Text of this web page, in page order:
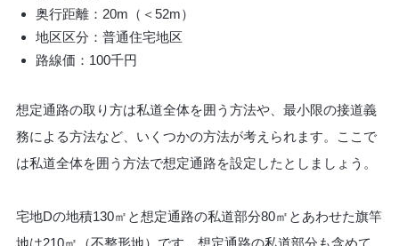
奥行距離：20m（＜52m）
地区区分：普通住宅地区
路線価：100千円
想定通路の取り方は私道全体を囲う方法や、最小限の接道義
務による方法など、いくつかの方法が考えられます。ここで
は私道全体を囲う方法で想定通路を設定したとしましょう。
宅地Dの地積130㎡と想定通路の私道部分80㎡とあわせた旗竿
地は210㎡（不整形地）です。想定通路の私道部分も含めて